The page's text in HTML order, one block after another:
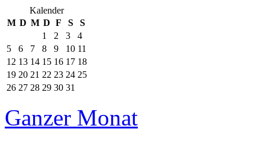
Kalender
M D M D F S
S
1
2 3
4
5
6 7 8 9 10 11
12 13 14 15 16 17 18
19 20 21 22 23 24 25
26 27 28 29 30 31
Ganzer Monat